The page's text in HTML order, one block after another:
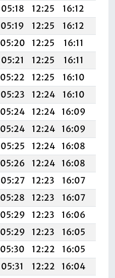
05:18 12:25 16:12
05:19 12:25 16:12
05:20 12:25 16:11
05:21 12:25 16:11
05:22 12:25 16:10
05:23 12:24 16:10
05:24 12:24 16:09
05:24 12:24 16:09
05:25 12:24 16:08
05:26 12:24 16:08
05:27 12:23 16:07
05:28 12:23 16:07
05:29 12:23 16:06
05:29 12:23 16:05
05:30 12:22 16:05
05:31 12:22 16:04